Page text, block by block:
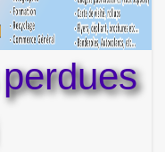
perdues